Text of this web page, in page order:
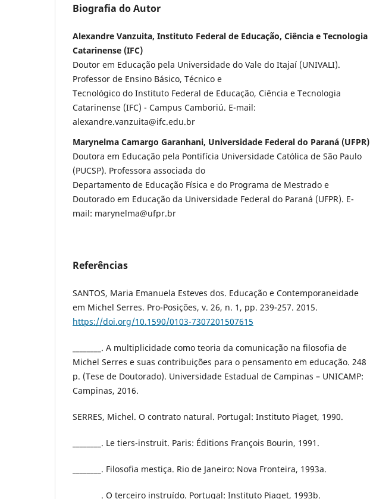
Biografia do Autor
Alexandre Vanzuita, Instituto Federal de Educação, Ciência e Tecnologia
Catarinense (IFC)
Doutor em Educação pela Universidade do Vale do Itajaí (UNIVALI).
Professor de Ensino Básico, Técnico e
Tecnológico do Instituto Federal de Educação, Ciência e Tecnologia
Catarinense (IFC) - Campus Camboriú. E-mail:
alexandre.vanzuita@ifc.edu.br
Marynelma Camargo Garanhani, Universidade Federal do Paraná (UFPR)
Doutora em Educação pela Pontifícia Universidade Católica de São Paulo
(PUCSP). Professora associada do
Departamento de Educação Física e do Programa de Mestrado e
Doutorado em Educação da Universidade Federal do Paraná (UFPR). E-
mail: marynelma@ufpr.br
Referências
SANTOS, Maria Emanuela Esteves dos. Educação e Contemporaneidade
em Michel Serres. Pro-Posições, v. 26, n. 1, pp. 239-257. 2015.
https://doi.org/10.1590/0103-7307201507615
________. A multiplicidade como teoria da comunicação na filosofia de
Michel Serres e suas contribuições para o pensamento em educação. 248
p. (Tese de Doutorado). Universidade Estadual de Campinas – UNICAMP:
Campinas, 2016.
SERRES, Michel. O contrato natural. Portugal: Instituto Piaget, 1990.
________. Le tiers-instruit. Paris: Éditions François Bourin, 1991.
________. Filosofia mestiça. Rio de Janeiro: Nova Fronteira, 1993a.
________. O terceiro instruído. Portugal: Instituto Piaget, 1993b.